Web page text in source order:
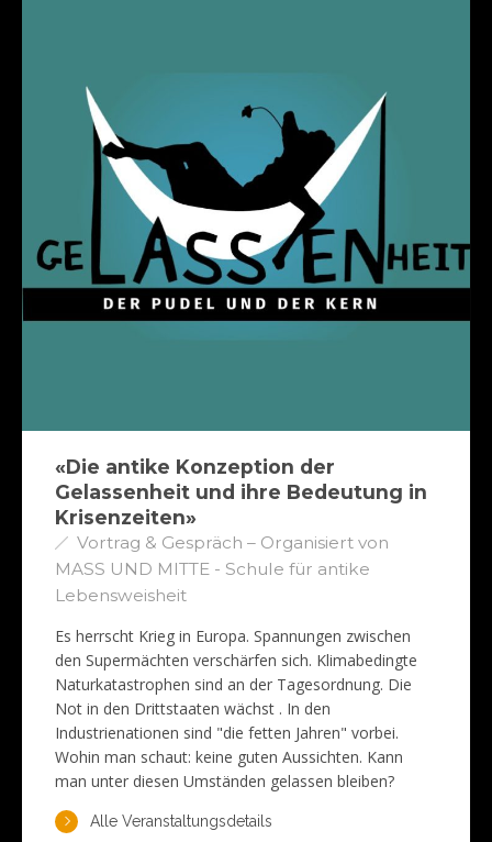
«Die antike Konzeption der
Gelassenheit und ihre Bedeutung in
Krisenzeiten»
Vortrag & Gespräch – Organisiert von
MASS UND MITTE - Schule für antike
Lebensweisheit
Es herrscht Krieg in Europa. Spannungen zwischen
den Supermächten verschärfen sich. Klimabedingte
Naturkatastrophen sind an der Tagesordnung. Die
Not in den Drittstaaten wächst . In den
Industrienationen sind "die fetten Jahren" vorbei.
Wohin man schaut: keine guten Aussichten. Kann
man unter diesen Umständen gelassen bleiben?
Alle Veranstaltungsdetails